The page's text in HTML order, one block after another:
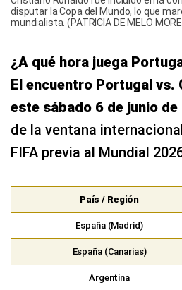
disputar la Copa del Mundo, lo que
mundialista. (PATRICIA DE MELO
¿A qué hora juega
El encuentro Portugal vs.
este sábado 6 de junio
de la ventana
FIFA previa al Mundial
País / Región
España (Madrid)
España (Canarias)
Argentina